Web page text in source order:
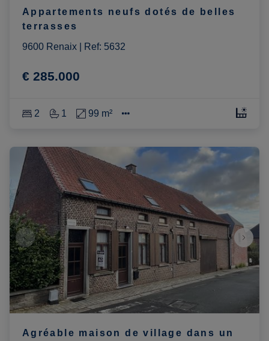
Appartements neufs dotés de belles
terrasses
9600 Renaix
Ref: 5632
€ 285.000
2 1 99 m²
Agréable maison de village dans un